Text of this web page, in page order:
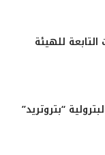
للهيئة
“بتروتريد”